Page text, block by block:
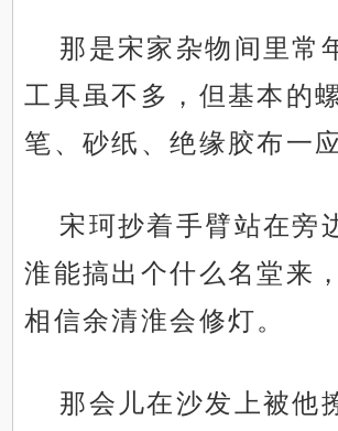
那是宋家杂物间里常
工具虽不多，但基本的
笔、砂纸、绝缘胶布一
宋珂抄着手臂站在旁
淮能搞出个什么名堂来
相信余清淮会修灯。
那会儿在沙发上被他